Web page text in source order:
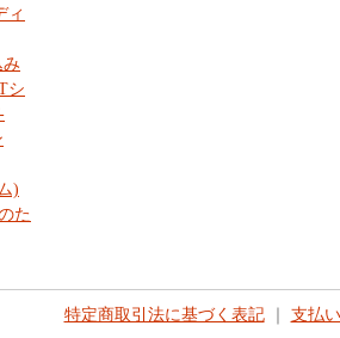
ィ
み
シ
)
た
特定商取引法に基づく表記｜ 支払